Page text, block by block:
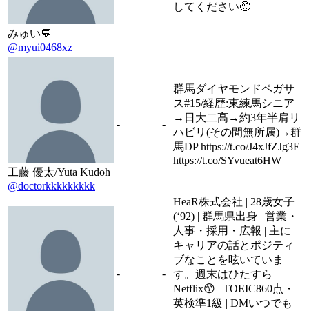
みゅい💬
@myui0468xz
してください🥺
工藤 優太/Yuta Kudoh
@doctorkkkkkkkkk
- -
群馬ダイヤモンドペガサ
ス#15/経歴:東練馬シニア
→日大二高→約3年半肩リ
ハビリ(その間無所属)→群
馬DP https://t.co/J4xJfZJg3E
https://t.co/SYvueat6HW
- -
HeaR株式会社 | 28歳女子
(‘92) | 群馬県出身 | 営業・
人事・採用・広報 | 主に
キャリアの話とポジティ
ブなことを呟いていま
す。週末はひたすら
Netflix😙 | TOEIC860点・
英検準1級 | DMいつでも